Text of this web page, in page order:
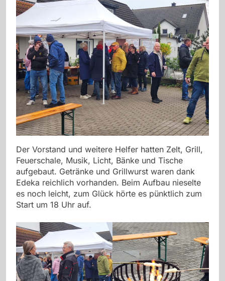
Der Vorstand und weitere Helfer hatten Zelt, Grill,
Feuerschale, Musik, Licht, Bänke und Tische
aufgebaut. Getränke und Grillwurst waren dank
Edeka reichlich vorhanden. Beim Aufbau nieselte
es noch leicht, zum Glück hörte es pünktlich zum
Start um 18 Uhr auf.